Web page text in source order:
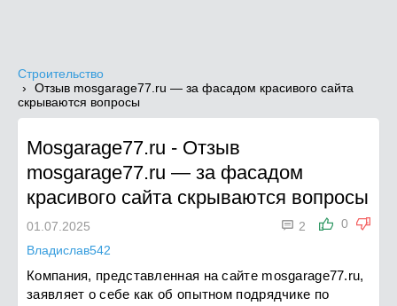
Строительство
Отзыв mosgarage77.ru — за фасадом красивого сайта
скрываются вопросы
Mosgarage77.ru - Отзыв
mosgarage77.ru — за фасадом
красивого сайта скрываются вопросы
0
 2
01.07.2025
Владислав542
Компания, представленная на сайте mosgarage77.ru,
заявляет о себе как об опытном подрядчике по